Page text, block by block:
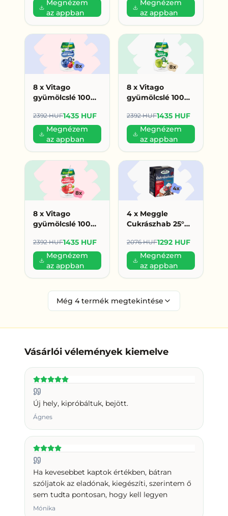
Megnézem
az appban
Megnézem
az appban
8 x Vitago
gyümölcslé 100%
gyümölcs (179
HUF/db)
2392 HUF1435 HUF
Megnézem
az appban
8 x Vitago
gyümölcslé 100%
HUF/db)
2392 HUF1435 HUF
Megnézem
az appban
8 x Vitago
gyümölcslé 100%
HUF/db)
2392 HUF1435 HUF
Megnézem
az appban
4 x Meggle
Cukrászhab 25°%
2076 HUF1292 HUF
Megnézem
az appban
Még 4termék megtekintése
Vásárlói vélemények kiemelve
Új hely, kipróbáltuk, bejött.
Ágnes
Ha kevesebbet kaptok értékben, bátran
szóljatok az eladónak, kiegészíti, szerintem ő
sem tudta pontosan, hogy kell legyen
Mónika